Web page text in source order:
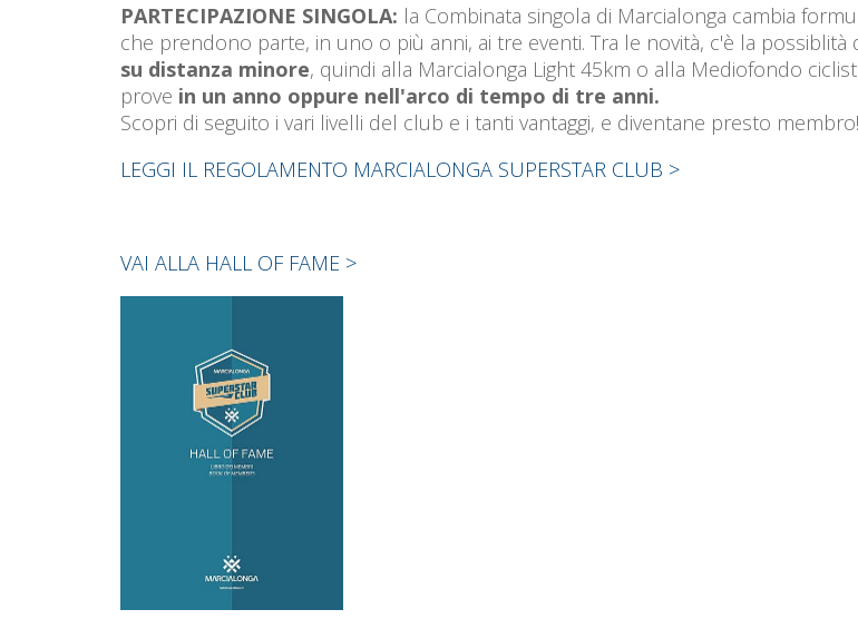
PARTECIPAZIONE SINGOLA: la Combinata singola di Marcialonga cambia
che prendono parte, in uno o più anni, ai tre eventi. Tra le novità, c'è la
su distanza minore, quindi alla Marcialonga Light 45km o alla Mediofondo
prove in un anno oppure nell'arco di tempo di tre anni.
Scopri di seguito i vari livelli del club e i tanti vantaggi, e diventane presto membro!
LEGGI IL REGOLAMENTO MARCIALONGA SUPERSTAR CLUB >
VAI ALLA HALL OF FAME >